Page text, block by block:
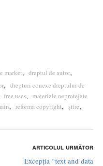
market, dreptul de autor,
, drepturi conexe dreptului de
free uses,
materiale neprotejate
, reforma copyright, știre,
ARTICOLUL URMĂTOR
Excepția “text and data